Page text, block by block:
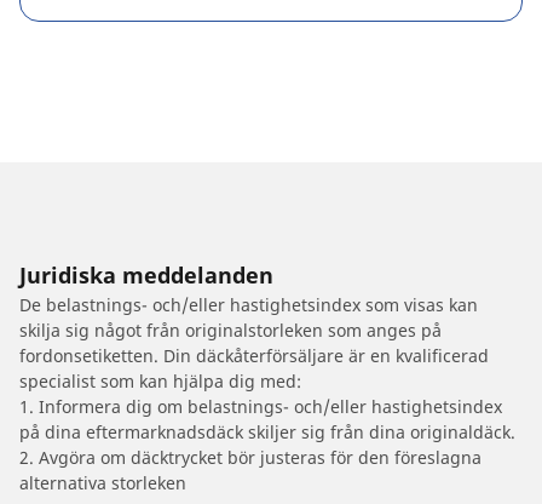
Juridiska meddelanden
De belastnings- och/eller hastighetsindex som visas kan
skilja sig något från originalstorleken som anges på
fordonsetiketten. Din däckåterförsäljare är en kvalificerad
specialist som kan hjälpa dig med:
1. Informera dig om belastnings- och/eller hastighetsindex
på dina eftermarknadsdäck skiljer sig från dina originaldäck.
2. Avgöra om däcktrycket bör justeras för den föreslagna
alternativa storleken